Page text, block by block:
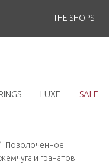
THE SHOPS
LUXE SALE
Позолоченное
и гранатов